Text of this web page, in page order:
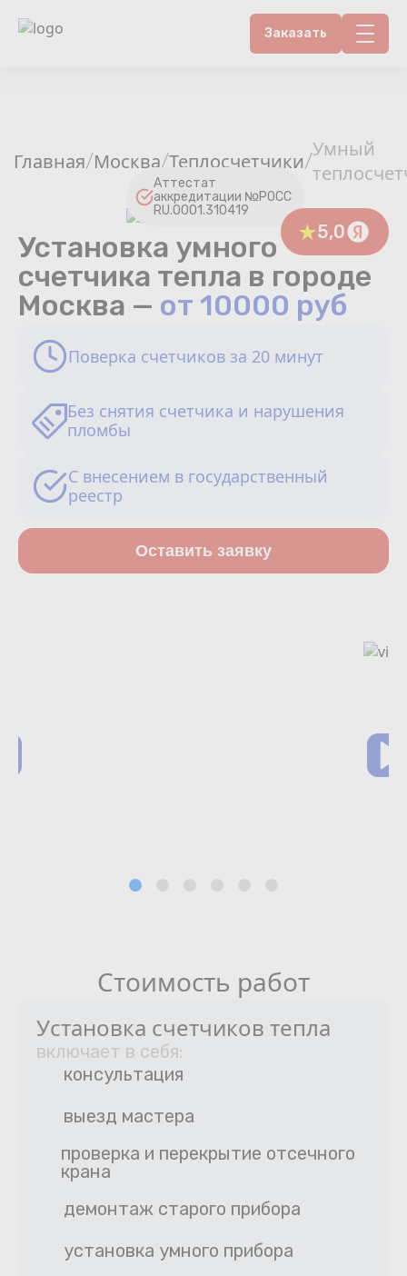
Заказать
Теплосчетчики
Услуги лаборатории
Районы
Аршин
Вопрос-ответ
Сотрудничество
Полезное
Главная/Москва/Теплосчетчики/Умный
Аттестат
аккредитации №РОСС
RU.0001.310419
5,0
Установка умного
счетчика тепла в городе
Москва — от 10000 руб
Поверка счетчиков за 20 минут
Без снятия счетчика и нарушения
пломбы
С внесением в государственный
реестр
Оставить заявку
Стоимость работ
Установка счетчиков тепла
включает в себя:
консультация
выезд мастера
проверка и перекрытие отсечного
крана
демонтаж старого прибора
установка умного прибора